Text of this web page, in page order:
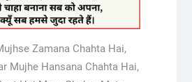
Zamana Chahta Hai,
Mujhe Hansana Chahta Hai,